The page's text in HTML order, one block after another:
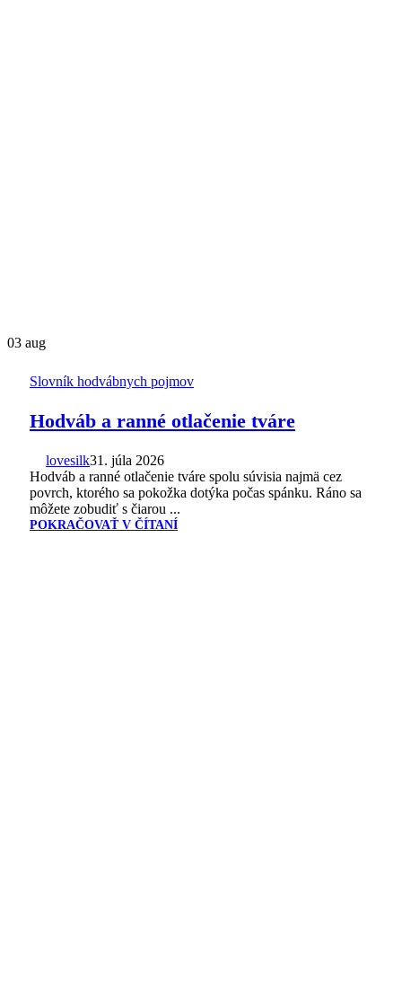
03 aug
Slovník hodvábnych pojmov
Hodváb a ranné otlačenie tváre
lovesilk31. júla 2026
Hodváb a ranné otlačenie tváre spolu súvisia najmä cez
povrch, ktorého sa pokožka dotýka počas spánku. Ráno sa
môžete zobudiť s čiarou ...
POKRAČOVAŤ V ČÍTANÍ